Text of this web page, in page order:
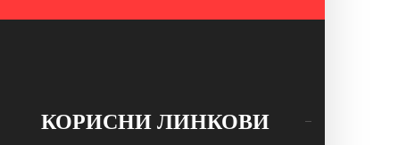
КОРИСНИ ЛИНКОВИ